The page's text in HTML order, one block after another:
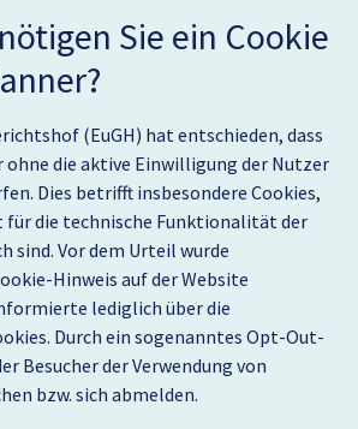
Sie ein Cookie
(EuGH) hat entschieden, dass
ohne die aktive Einwilligung der Nutzer
Dies betrifft insbesondere Cookies,
für die technische Funktionalität der
sind. Vor dem Urteil wurde
Hinweis auf der Website
lediglich über die
Durch ein sogenanntes Opt-Out-
Besucher der Verwendung von
bzw. sich abmelden.